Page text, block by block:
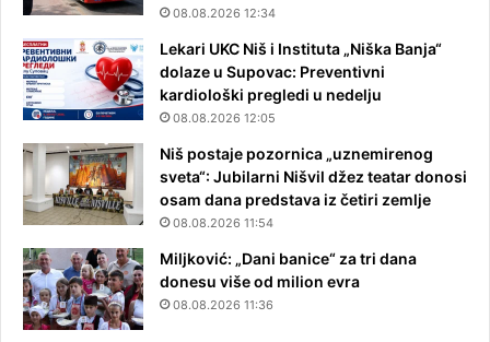
08.08.2026 12:34
Lekari UKC Niš i Instituta „Niška Banja“
dolaze u Supovac: Preventivni
kardiološki pregledi u nedelju
08.08.2026 12:05
Niš postaje pozornica „uznemirenog
sveta“: Jubilarni Nišvil džez teatar donosi
osam dana predstava iz četiri zemlje
08.08.2026 11:54
Miljković: „Dani banice“ za tri dana
donesu više od milion evra
08.08.2026 11:36